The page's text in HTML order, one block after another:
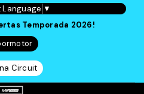
Language ▼
Temporada 2026!
Circuit